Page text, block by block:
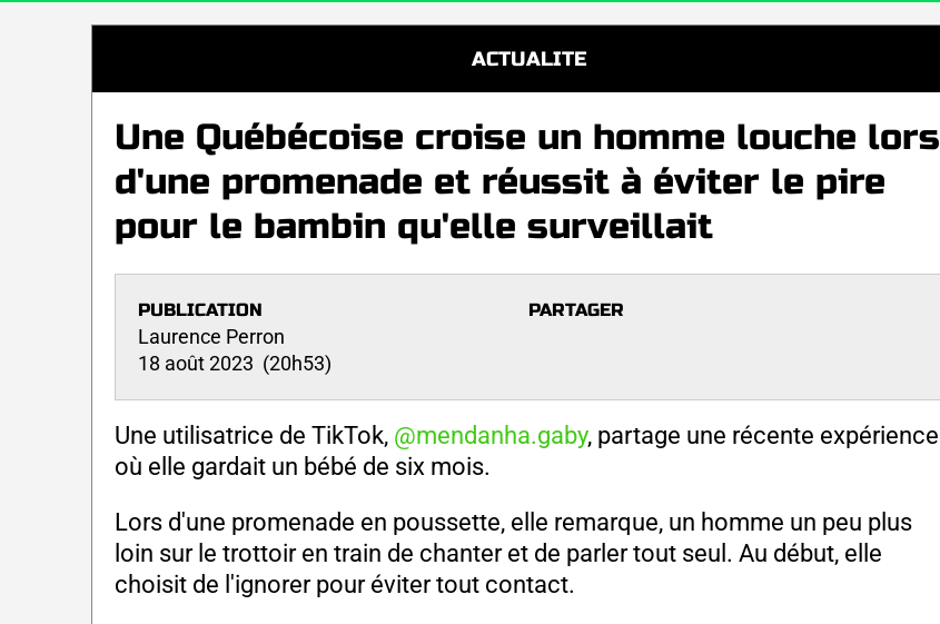
ACTUALITE
Une Québécoise croise un homme louche lors
d'une promenade et réussit à éviter le pire
pour le bambin qu'elle surveillait
PUBLICATION
Laurence Perron
18 août 2023 (20h53)
PARTAGER
Une utilisatrice de TikTok, @mendanha.gaby, partage une récente expérience
où elle gardait un bébé de six mois.
Lors d'une promenade en poussette, elle remarque, un homme un peu plus
loin sur le trottoir en train de chanter et de parler tout seul. Au début, elle
choisit de l'ignorer pour éviter tout contact.